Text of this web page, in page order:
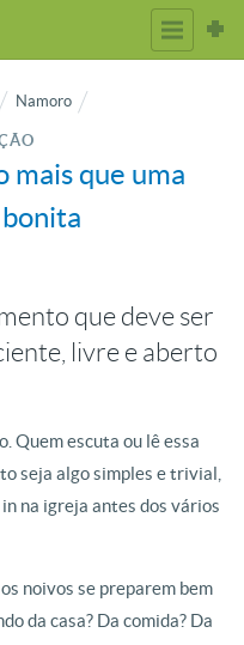
Namoro
mais que uma
que deve ser
livre e aberto
Quem escuta ou lê essa
seja algo simples e trivial,
na igreja antes dos vários
os noivos se preparem bem
da casa? Da comida? Da